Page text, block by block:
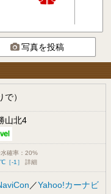
写真を投稿
）
山北4
確率：20%
［-1］ 詳細
／Yahoo!カーナビ